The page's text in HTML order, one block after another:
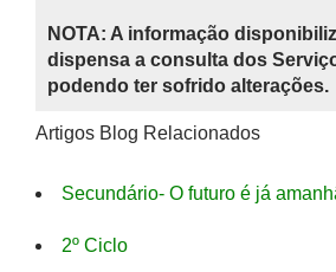
NOTA: A informação
dispensa a consulta dos
podendo ter sofrido alterações.
Artigos Blog Relacionados
Secundário- O futuro é já
2º Ciclo